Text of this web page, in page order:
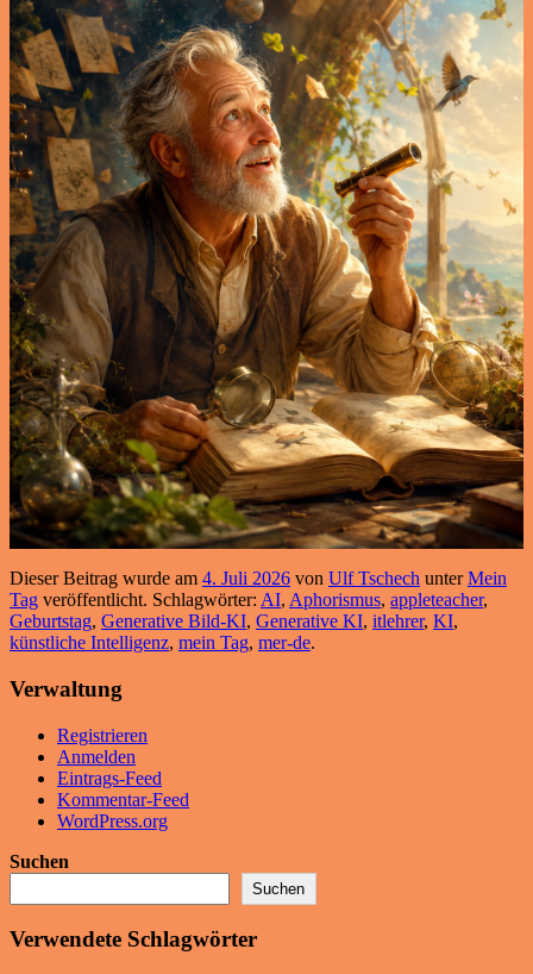
Dieser Beitrag wurde am 4. Juli 2026 von Ulf Tschech unterMein
Tag veröffentlicht. Schlagwörter: AI, Aphorismus, appleteacher,
Geburtstag, Generative Bild-KI, Generative KI, itlehrer, KI,
künstliche Intelligenz, mein Tag, mer-de.
Verwaltung
Registrieren
Anmelden
Eintrags-Feed
Kommentar-Feed
WordPress.org
Suchen
Suchen
Verwendete Schlagwörter